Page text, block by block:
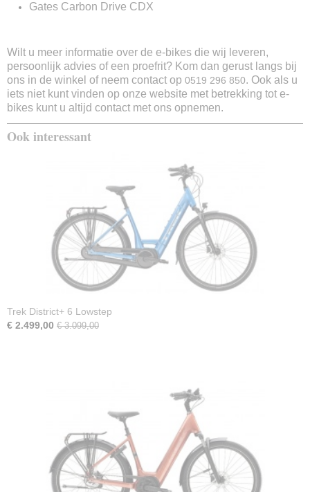
Levenslang
Garantie op accu
2 jaar
Fabrieksgarantie
2 jaar
Gates Carbon Drive CDX
Wilt u meer informatie over de e-bikes die wij leveren,
persoonlijk advies of een proefrit? Kom dan gerust langs bij
ons in de winkel of neem contact op 0519 296 850. Ook als u
iets niet kunt vinden op onze website met betrekking tot e-
bikes kunt u altijd contact met ons opnemen.
Ook interessant
Trek District+ 6 Lowstep
€ 2.499,00 € 3.099,00